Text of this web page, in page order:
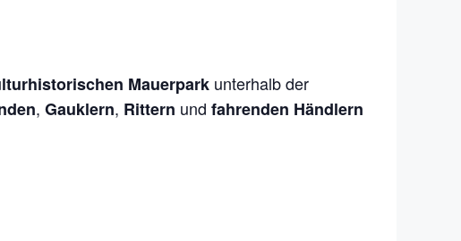
Mauerpark unterhalb der
, Gauklern, Rittern und fahrenden Händlern